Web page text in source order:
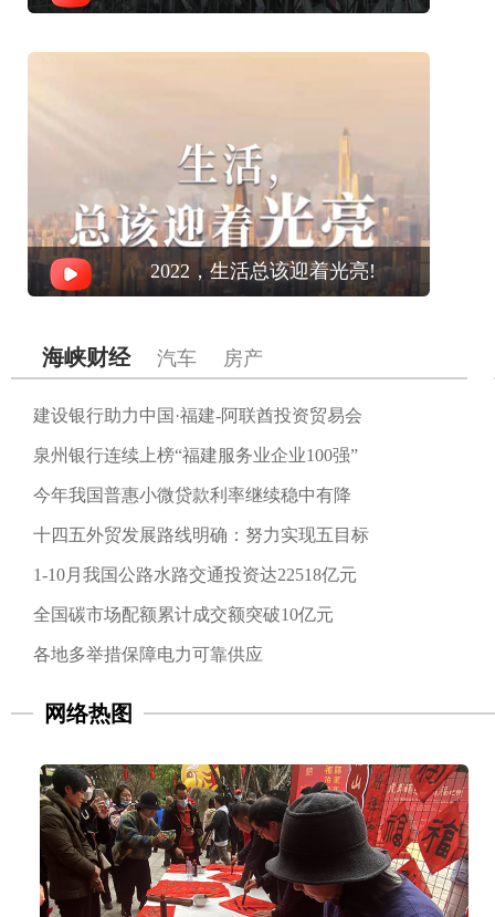
2022，生活总该迎着光亮!
海峡财经 汽车 房产
建设银行助力中国·福建-阿联酋投资贸易会
泉州银行连续上榜“福建服务业企业100强”
今年我国普惠小微贷款利率继续稳中有降
十四五外贸发展路线明确：努力实现五目标
1-10月我国公路水路交通投资达22518亿元
全国碳市场配额累计成交额突破10亿元
各地多举措保障电力可靠供应
网络热图